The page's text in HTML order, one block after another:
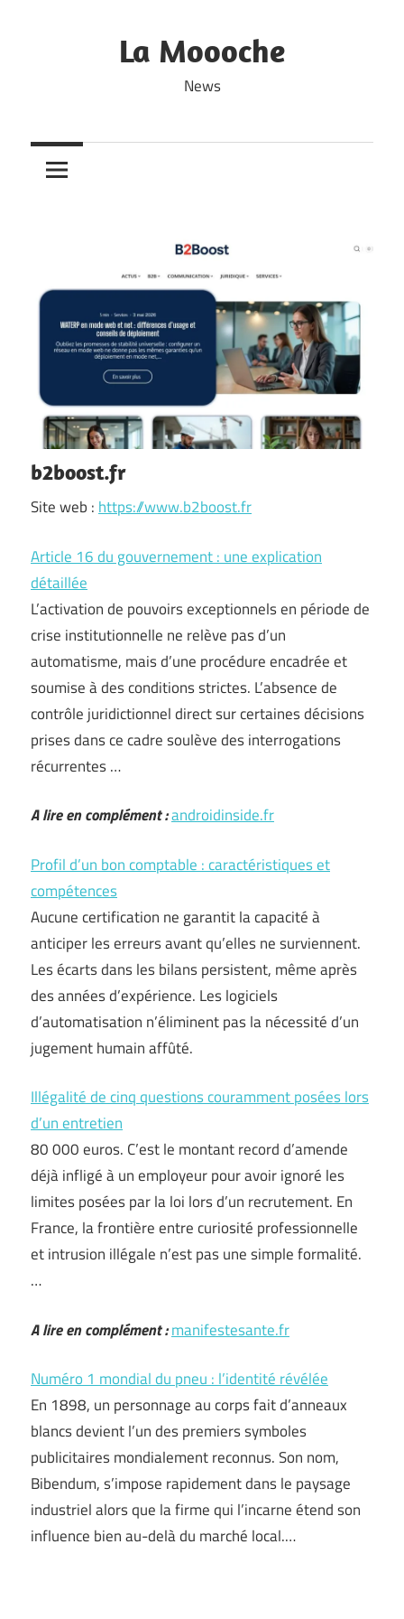
La Moooche
News
b2boost.fr
Site web : https://www.b2boost.fr
Article 16 du gouvernement : une explication
détaillée
L’activation de pouvoirs exceptionnels en période de
crise institutionnelle ne relève pas d’un
automatisme, mais d’une procédure encadrée et
soumise à des conditions strictes. L’absence de
contrôle juridictionnel direct sur certaines décisions
prises dans ce cadre soulève des interrogations
récurrentes …
A lire en complément :androidinside.fr
Profil d’un bon comptable : caractéristiques et
compétences
Aucune certification ne garantit la capacité à
anticiper les erreurs avant qu’elles ne surviennent.
Les écarts dans les bilans persistent, même après
des années d’expérience. Les logiciels
d’automatisation n’éliminent pas la nécessité d’un
jugement humain affûté.
Illégalité de cinq questions couramment posées lors
d’un entretien
80 000 euros. C’est le montant record d’amende
déjà infligé à un employeur pour avoir ignoré les
limites posées par la loi lors d’un recrutement. En
France, la frontière entre curiosité professionnelle
et intrusion illégale n’est pas une simple formalité.
…
A lire en complément :manifestesante.fr
Numéro 1 mondial du pneu : l’identité révélée
En 1898, un personnage au corps fait d’anneaux
blancs devient l’un des premiers symboles
publicitaires mondialement reconnus. Son nom,
Bibendum, s’impose rapidement dans le paysage
industriel alors que la firme qui l’incarne étend son
influence bien au-delà du marché local.…